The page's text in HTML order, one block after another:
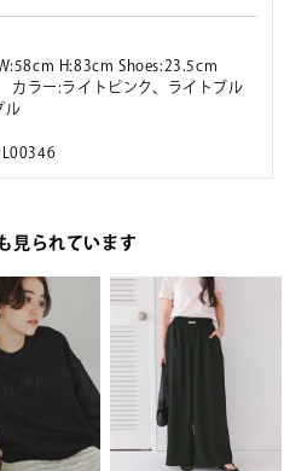
H:83cm Shoes:23.5cm
ラー:ライトピンク、ライトブル
ル
見られています